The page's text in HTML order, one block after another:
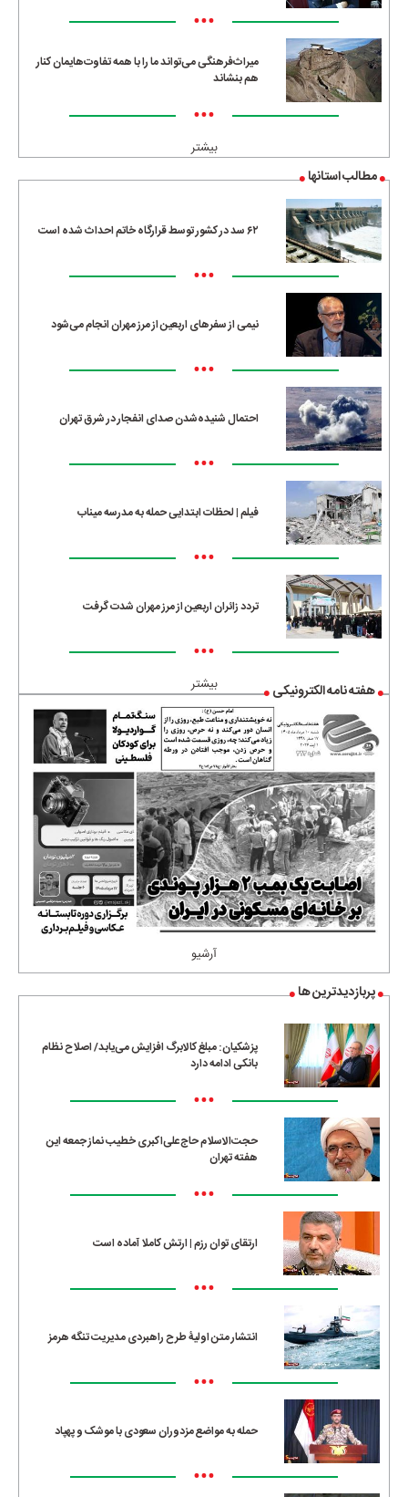
•••
میراث‌فرهنگی می‌تواند ما را با همه تفاوت‌هایمان کنار
هم بنشاند
•••
بیشتر
مطالب استانها
۶۲ سد در کشور توسط قرارگاه خاتم احداث شده است
•••
نیمی از سفرهای اربعین از مرز مهران انجام می‌شود
•••
احتمال شنیده‌شدن صدای انفجار در شرق تهران
•••
فیلم | لحظات ابتدایی حمله به مدرسه میناب
•••
تردد زائران اربعین از مرز مهران شدت گرفت
•••
بیشتر هفته نامه الکترونیکی
آرشیو
پربازدیدترین ها
پزشکیان: مبلغ کالابرگ افزایش می‌یابد/ اصلاح نظام
بانکی ادامه دارد
•••
حجت‌الاسلام حاج‌علی‌اکبری خطیب نماز جمعه این
هفته تهران
•••
ارتقای توان رزم | ارتش کاملا آماده است
•••
انتشار متن اولیۀ طرح راهبردی مدیریت تنگه هرمز
•••
حمله به مواضع مزدوران سعودی با موشک و پهپاد
•••